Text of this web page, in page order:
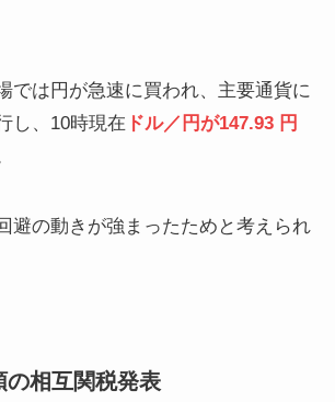
では円が急速に買われ、主要通貨に
し、10時現在 ドル／円が147.93 円
避の動きが強まったためと考えられ
の相互関税発表